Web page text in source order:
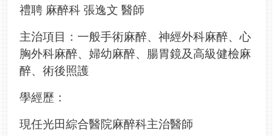
禮聘 麻醉科 張逸文 醫師
主治項目：一般手術麻醉、神經外科麻醉、心
胸外科麻醉、婦幼麻醉、腸胃鏡及高級健檢麻
醉、術後照護
學經歷：
現任光田綜合醫院麻醉科主治醫師